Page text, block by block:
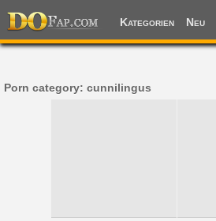
Kategorien Neu
Porn category: cunnilingus